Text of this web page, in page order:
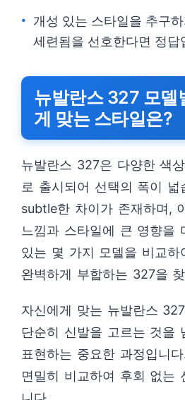
개성 있는 스타일을 추구
세련됨을 선호한다면 정답
뉴발란스 327 모델
게 맞는 스타일은?
뉴발란스 327은 다양한 색
로 출시되어 선택의 폭이
subtle한 차이가 존재하며,
느낌과 스타일에 큰 영향을
있는 몇 가지 모델을 비교하
완벽하게 부합하는 327을
자신에게 맞는 뉴발란스
단순히 신발을 고르는 것을
표현하는 중요한 과정입니
면밀히 비교하여 후회 없는